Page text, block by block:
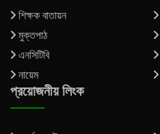
শিক্ষক বাতায়ন
মুক্তপাঠ
এনসিটিবি
নায়েম
প্রয়োজনীয় লিংক